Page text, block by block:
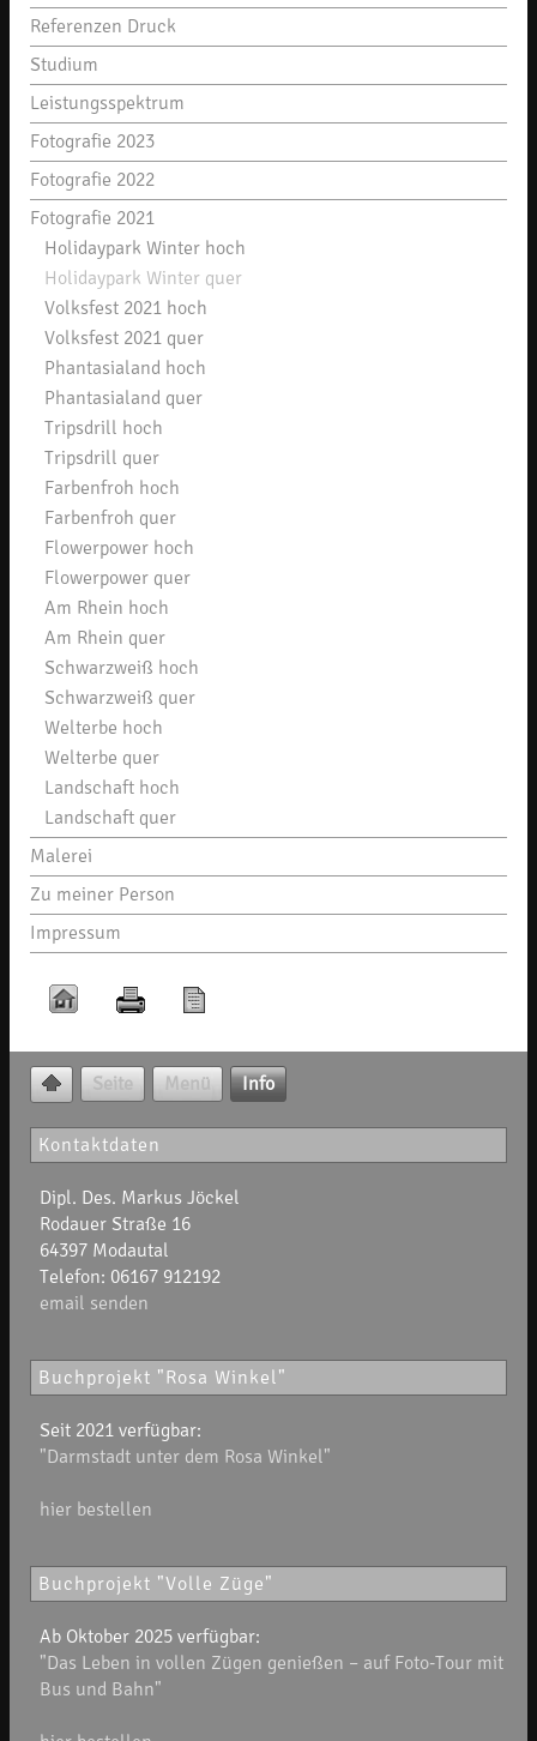
Referenzen Druck
Studium
Leistungsspektrum
Fotografie 2023
Fotografie 2022
Fotografie 2021
Holidaypark Winter hoch
Holidaypark Winter quer
Volksfest 2021 hoch
Volksfest 2021 quer
Phantasialand hoch
Phantasialand quer
Tripsdrill hoch
Tripsdrill quer
Farbenfroh hoch
Farbenfroh quer
Flowerpower hoch
Flowerpower quer
Am Rhein hoch
Am Rhein quer
Schwarzweiß hoch
Schwarzweiß quer
Welterbe hoch
Welterbe quer
Landschaft hoch
Landschaft quer
Malerei
Zu meiner Person
Impressum
Seite Menü Info
Kontaktdaten
Dipl. Des. Markus Jöckel
Rodauer Straße 16
64397 Modautal
Telefon: 06167 912192
email senden
Buchprojekt "Rosa Winkel"
Seit 2021 verfügbar:
"Darmstadt unter dem Rosa Winkel"
hier bestellen
Buchprojekt "Volle Züge"
Ab Oktober 2025 verfügbar:
"Das Leben in vollen Zügen genießen – auf Foto-Tour mit
Bus und Bahn"